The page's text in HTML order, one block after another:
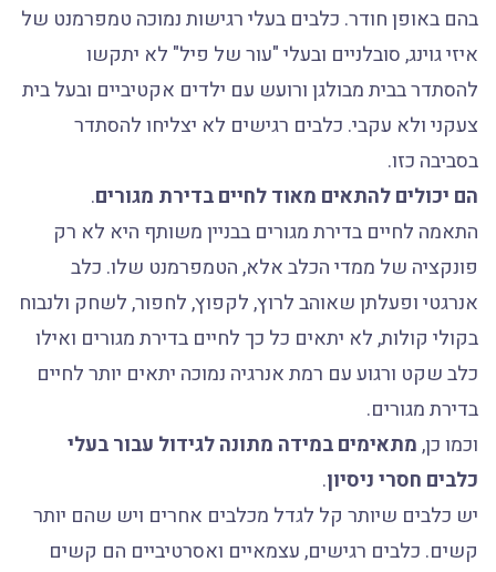
בהם באופן חודר. כלבים בעלי רגישות נמוכה טמפרמנט של
איזי גוינג, סובלניים ובעלי "עור של פיל" לא יתקשו
להסתדר בבית מבולגן ורועש עם ילדים אקטיביים ובעל בית
צעקני ולא עקבי. כלבים רגישים לא יצליחו להסתדר
בסביבה כזו.
הם יכולים להתאים מאוד לחיים בדירת מגורים.
התאמה לחיים בדירת מגורים בבניין משותף היא לא רק
פונקציה של ממדי הכלב אלא, הטמפרמנט שלו. כלב
אנרגטי ופעלתן שאוהב לרוץ, לקפוץ, לחפור, לשחק ולנבוח
בקולי קולות, לא יתאים כל כך לחיים בדירת מגורים ואילו
כלב שקט ורגוע עם רמת אנרגיה נמוכה יתאים יותר לחיים
בדירת מגורים.
וכמו כן,מתאימים במידה מתונה לגידול עבור בעלי
כלבים חסרי ניסיון.
יש כלבים שיותר קל לגדל מכלבים אחרים ויש שהם יותר
קשים. כלבים רגישים, עצמאיים ואסרטיביים הם קשים